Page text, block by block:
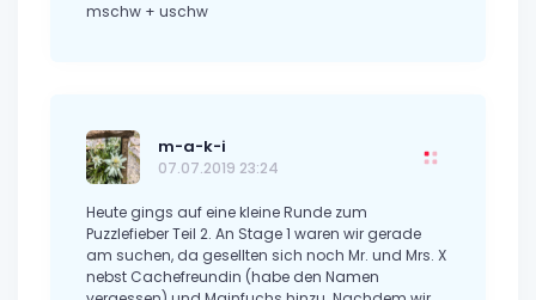
mschw + uschw
m-a-k-i
07.07.2019 23:24
Heute gings auf eine kleine Runde zum
Puzzlefieber Teil 2. An Stage 1 waren wir gerade
am suchen, da gesellten sich noch Mr. und Mrs. X
nebst Cachefreundin (habe den Namen